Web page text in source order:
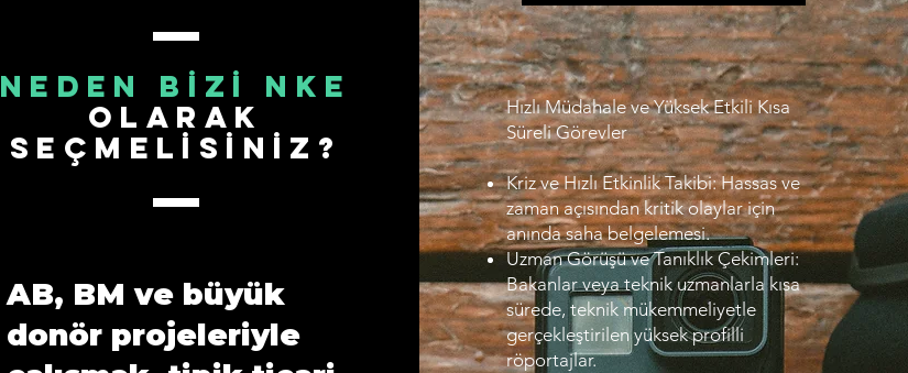
NEDEN BİZİ NKE
OLARAK
SEÇMELİSİNİZ?
AB, BM ve büyük
donör projeleriyle
Hızlı Müdahale ve Yüksek Etkili Kısa
Süreli Görevler
Kriz ve Hızlı Etkinlik Takibi: Hassas ve
zaman açısından kritik olaylar için
anında saha belgelemesi.
Uzman Görüşü ve Tanıklık Çekimleri:
Bakanlar veya teknik uzmanlarla kısa
sürede, teknik mükemmeliyetle
gerçekleştirilen yüksek profilli
röportajlar.